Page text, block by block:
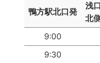
鴨方駅北口発
浅
北
9:00
9:30